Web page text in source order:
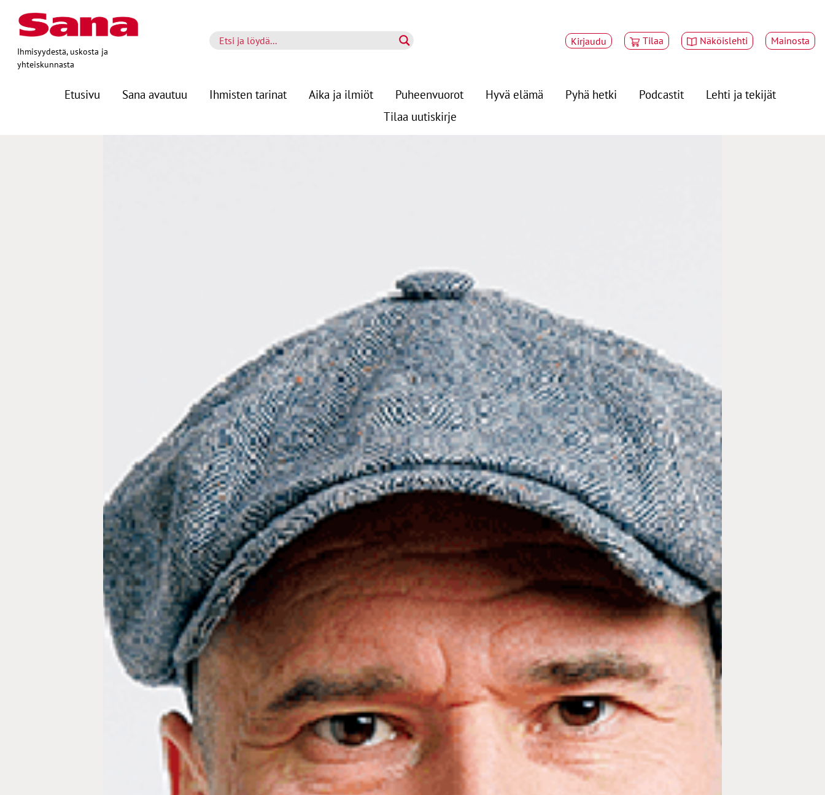
Ihmisyydestä, uskosta ja
yhteiskunnasta
Kirjaudu Tilaa Näköislehti Mainosta
Etusivu Sana avautuu Ihmisten tarinat Aika ja ilmiöt Puheenvuorot Hyvä elämä Pyhä hetki Podcastit
Lehti ja tekijät
Tilaa uutiskirje